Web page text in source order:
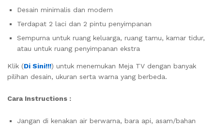
Desain minimalis dan modern
Terdapat 2 laci dan 2 pintu penyimpanan
Sempurna untuk ruang keluarga, ruang tamu, kamar tidur,
atau untuk ruang penyimpanan ekstra
Klik (Di Sini!!!) untuk menemukan Meja TV dengan banyak
pilihan desain, ukuran serta warna yang berbeda.
Cara Instructions :
Jangan di kenakan air berwarna, bara api, asam/bahan